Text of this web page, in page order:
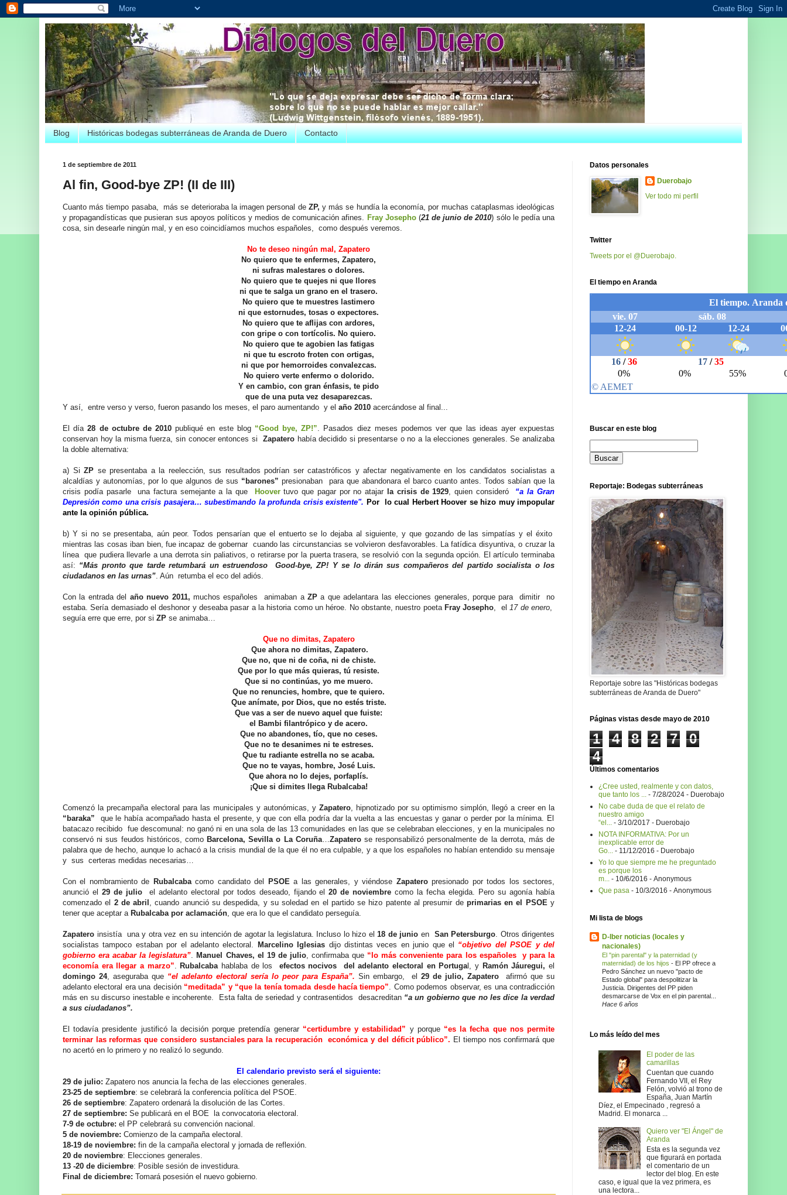
Blog Históricas bodegas subterráneas de Aranda de Duero Contacto
1 de septiembre de 2011
Al fin, Good-bye ZP! (II de III)
Cuanto más tiempo pasaba, más se deterioraba la imagen personal de ZP, y más se hundía la economía, por muchas cataplasmas ideológicas
y propagandísticas que pusieran sus apoyos políticos y medios de comunicación afines. Fray Josepho(21 de junio de 2010) sólo le pedía una
cosa, sin desearle ningún mal, y en eso coincidíamos muchos españoles, como después veremos.
No te deseo ningún mal, Zapatero
No quiero que te enfermes, Zapatero,
ni sufras malestares o dolores.
No quiero que te quejes ni que llores
ni que te salga un grano en el trasero.
No quiero que te muestres lastimero
ni que estornudes, tosas o expectores.
No quiero que te aflijas con ardores,
con gripe o con tortícolis. No quiero.
No quiero que te agobien las fatigas
ni que tu escroto froten con ortigas,
ni que por hemorroides convalezcas.
No quiero verte enfermo o dolorido.
Y en cambio, con gran énfasis, te pido
que de una puta vez desaparezcas.
Y así, entre verso y verso, fueron pasando los meses, el paro aumentando y el año 2010 acercándose al final...
El día28 de octubre de 2010 publiqué en este blog “Good bye, ZP!”. Pasados diez meses podemos ver que las ideas ayer expuestas
conservan hoy la misma fuerza, sin conocer entonces si Zapaterohabía decidido si presentarse o no a la elecciones generales. Se analizaba
la doble alternativa:
a) Si ZP se presentaba a la reelección, sus resultados podrían ser catastróficos y afectar negativamente en los candidatos socialistas a
alcaldías y autonomías, por lo que algunos de sus “barones” presionaban para que abandonara el barco cuanto antes. Todos sabían que la
crisis podía pasarle una factura semejante a la que
Hoovertuvo que pagar por no atajar la crisis de 1929, quien consideró “a la Gran
Depresión como una crisis pasajera… subestimando la profunda crisis existente". Por lo cual Herbert Hoover se hizo muy impopular
ante la opinión pública.
b) Y si no se presentaba, aún peor. Todos pensarían que el entuerto se lo dejaba al siguiente, y que gozando de las simpatías y el éxito
mientras las cosas iban bien, fue incapaz de gobernar cuando las circunstancias se volvieron desfavorables. La fatídica disyuntiva, o cruzar la
línea que pudiera llevarle a una derrota sin paliativos, o retirarse por la puerta trasera, se resolvió con la segunda opción. El artículo terminaba
así: “Más pronto que tarde retumbará un estruendoso Good-bye, ZP! Y se lo dirán sus compañeros del partido socialista o los
ciudadanos en las urnas”. Aún retumba el eco del adiós.
Con la entrada del año nuevo 2011, muchos españoles animaban aZP a que adelantara las elecciones generales, porque para dimitir no
estaba. Sería demasiado el deshonor y deseaba pasar a la historia como un héroe. No obstante, nuestro poeta Fray Josepho, el17 de enero,
seguía erre que erre, por si ZP se animaba…
Que no dimitas, Zapatero
Que ahora no dimitas, Zapatero.
Que no, que ni de coña, ni de chiste.
Que por lo que más quieras, tú resiste.
Que si no continúas, yo me muero.
Que no renuncies, hombre, que te quiero.
Que anímate, por Dios, que no estés triste.
Que vas a ser de nuevo aquel que fuiste:
el Bambi filantrópico y de acero.
Que no abandones, tío, que no ceses.
Que no te desanimes ni te estreses.
Que tu radiante estrella no se acaba.
Que no te vayas, hombre, José Luis.
Que ahora no lo dejes, porfaplís.
¡Que si dimites llega Rubalcaba!
Comenzó la precampaña electoral para las municipales y autonómicas, y Zapatero, hipnotizado por su optimismo simplón, llegó a creer en la
“baraka”
que le había acompañado hasta el presente, y que con ella podría dar la vuelta a las encuestas y ganar o perder por la mínima. El
batacazo recibido fue descomunal: no ganó ni en una sola de las 13 comunidades en las que se celebraban elecciones, y en la municipales no
conservó ni sus feudos históricos, como Barcelona, Sevilla o La Coruña…Zapatero se responsabilizó personalmente de la derrota, más de
palabra que de hecho, aunque lo achacó a la crisis mundial de la que él no era culpable, y a que los españoles no habían entendido su mensaje
y sus certeras medidas necesarias…
Con el nombramiento de Rubalcabacomo candidato del PSOEa las generales, y viéndose Zapateropresionado por todos los sectores,
anunció el 29 de julioel adelanto electoral por todos deseado, fijando el20 de noviembre como la fecha elegida. Pero su agonía había
comenzado el 2 de abril , cuando anunció su despedida, y su soledad en el partido se hizo patente al presumir de primarias en el PSOEy
tener que aceptar aRubalcaba por aclamación, que era lo que el candidato perseguía.
Zapatero insistía una y otra vez en su intención de agotar la legislatura. Incluso lo hizo el 18 de junio en San Petersburgo. Otros dirigentes
socialistas tampoco estaban por el adelanto electoral.
Marcelino Iglesias dijo distintas veces en junio que el “objetivo del PSOE y del
gobierno era acabar la legislatura”. Manuel Chaves, el 19 de julio, confirmaba que “lo más conveniente para los españoles y para la
economía era llegar a marzo”. Rubalcabahablaba de los efectos nocivos del adelanto electoral en Portugal, y Ramón Jáuregui,el
domingo 24, aseguraba que “el adelanto electoral sería lo peor para España”. Sin embargo, el 29 de julio, Zapatero afirmó que su
adelanto electoral era una decisión “meditada” y “que la tenía tomada desde hacía tiempo”. Como podemos observar, es una contradicción
más en su discurso inestable e incoherente. Esta falta de seriedad y contrasentidos desacreditan “a un gobierno que no les dice la verdad
a sus ciudadanos”.
El todavía presidente justificó la decisión porque pretendía generar “certidumbre y estabilidad” y porque “es la fecha que nos permite
terminar las reformas que considero sustanciales para la recuperación económica y del déficit público”. El tiempo nos confirmará que
no acertó en lo primero y no realizó lo segundo.
El calendario previsto será el siguiente:
29 de julio: Zapatero nos anuncia la fecha de las elecciones generales.
23-25 de septiembre: se celebrará la conferencia política del PSOE.
26 de septiembre: Zapatero ordenará la disolución de las Cortes.
27 de septiembre: Se publicará en el BOE la convocatoria electoral.
7-9 de octubre: el PP celebrará su convención nacional.
5 de noviembre: Comienzo de la campaña electoral.
18-19 de noviembre: fin de la campaña electoral y jornada de reflexión.
20 de noviembre: Elecciones generales.
13 -20 de diciembre: Posible sesión de investidura.
Final de diciembre: Tomará posesión el nuevo gobierno.
Datos personales
Duerobajo
Ver todo mi perfil
Twitter
Tweets por el @Duerobajo.
El tiempo en Aranda
Buscar en este blog
Reportaje: Bodegas subterráneas
Reportaje sobre las "Históricas bodegas
subterráneas de Aranda de Duero"
Páginas vistas desde mayo de 2010
1 4 8 2 7
0
4
Últimos comentarios
¿Cree usted, realmente y con datos,
que tanto los ...
- 7/28/2024 - Duerobajo
No cabe duda de que el relato de
nuestro amigo
“el...
- 3/10/2017 - Duerobajo
NOTA INFORMATIVA: Por un
inexplicable error de
Go...
- 11/12/2016 - Duerobajo
Yo lo que siempre me he preguntado
es porque los
m...
- 10/6/2016 - Anonymous
Que pasa - 10/3/2016 - Anonymous
Mi lista de blogs
D-Iber noticias (locales y
nacionales)
El "pin parental" y la paternidad (y
maternidad) de los hijos - El PP ofrece a
Pedro Sánchez un nuevo "pacto de
Estado global" para despolitizar la
Justicia. Dirigentes del PP piden
desmarcarse de Vox en el pin parental...
Hace 6 años
Lo más leído del mes
El poder de las
camarillas
Cuentan que cuando
Fernando VII, el Rey
Felón, volvió al trono de
España, Juan Martín
Díez, el Empecinado , regresó a
Madrid. El monarca ...
Quiero ver "El Ángel" de
Aranda
Esta es la segunda vez
que figurará en portada
el comentario de un
lector del blog. En este
caso, e igual que la vez primera, es
una lectora...